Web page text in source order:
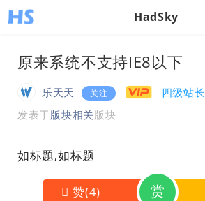
HadSky
原来系统不支持IE8以下
乐天天 关注
四级站长
发表于版块相关版块
如标题,如标题
赞(4) 赏